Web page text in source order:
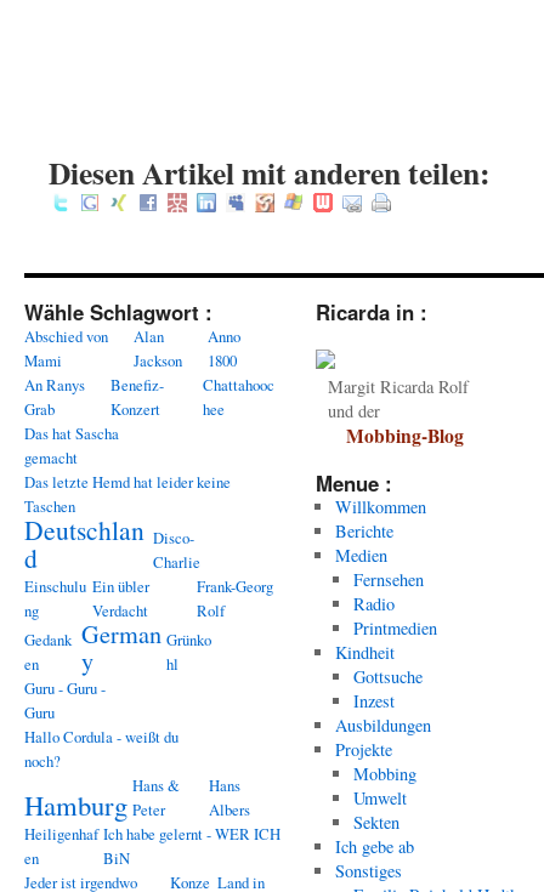
Diesen Artikel mit anderen teilen:
Wähle Schlagwort :
Abschied von
Mami
Alan
Jackson
Anno
1800
An Ranys
Grab
Benefiz-
Konzert
Chattahooc
hee
Das hat Sascha
gemacht
Das letzte Hemd hat leider keine
Taschen
Deutschlan
d
Disco-
Charlie
Einschulu
ng
Ein übler
Verdacht
Frank-Georg
Rolf
Gedank
en
German
y
Grünko
hl
Guru - Guru -
Guru
Hallo Cordula - weißt du
noch?
Hamburg
Hans &
Peter
Hans
Albers
Heiligenhaf
en
Ich habe gelernt - WER ICH
BiN
Jeder ist irgendwo
Konze Land in
Ricarda in :
Margit Ricarda Rolf
und der
Mobbing-Blog
Menue :
Willkommen
Berichte
Medien
Fernsehen
Radio
Printmedien
Kindheit
Gottsuche
Inzest
Ausbildungen
Projekte
Mobbing
Umwelt
Sekten
Ich gebe ab
Sonstiges